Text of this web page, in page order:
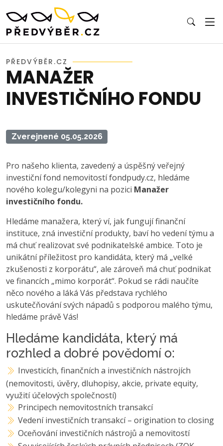
PŘEDVÝBĚR.CZ
MANAŽER
INVESTIČNÍHO FONDU
Zverejnené 05.05.2026
Pro našeho klienta, zavedený a úspěšný veřejný
investiční fond nemovitostí fondpudy.cz, hledáme
nového kolegu/kolegyni na pozici Manažer
investičního fondu.
Hledáme manažera, který ví, jak fungují finanční
instituce, zná investiční produkty, baví ho vedení týmu a
má chuť realizovat své podnikatelské ambice. Toto je
unikátní příležitost pro kandidáta, který má „velké
zkušenosti z korporátu“, ale zároveň má chuť podnikat
ve financích „mimo korporát“. Pokud se rádi naučíte
něco nového a láká Vás představa rychlého
uskutečňování svých nápadů s podporou malého týmu,
hledáme právě Vás!
Hledáme kandidáta, který má
rozhled a dobré povědomí o:
Investicích, finančních a investičních nástrojích
(nemovitosti, úvěry, dluhopisy, akcie, private equity,
využití účelových společností)
Principech nemovitostních transakcí
Vedení investičních transakcí – origination to closing
Oceňování investičních nástrojů a nemovitostí